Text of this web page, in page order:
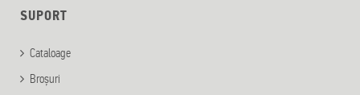
SUPORT
Cataloage
Broșuri